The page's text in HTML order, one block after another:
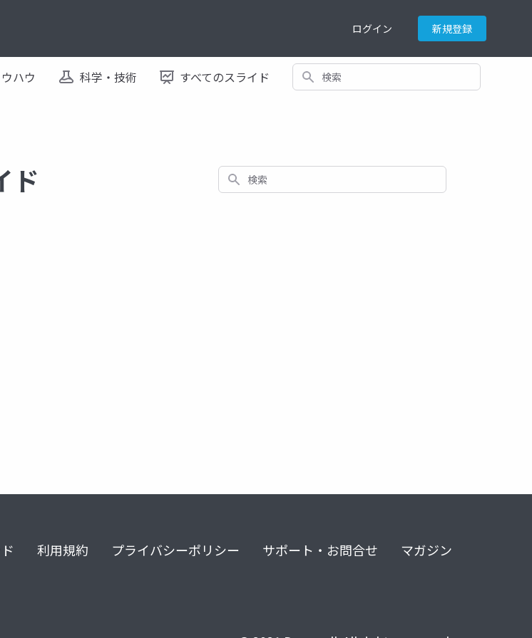
ログイン 新規登録
ハウ 科学・技術 すべてのスライド 検索
ド 検索
利用規約 プライバシーポリシー サポート・お問合せ マガジン